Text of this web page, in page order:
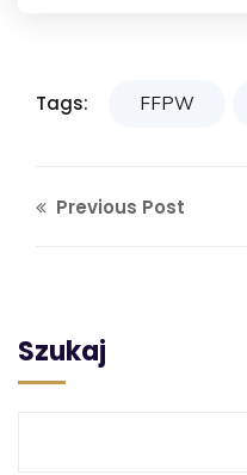
Tags: FFPW
Previous Post
Szukaj